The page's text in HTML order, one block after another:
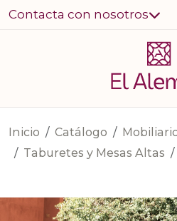
Contacta con nosotros
Inicio Catálogo
Taburetes y Mesas Altas